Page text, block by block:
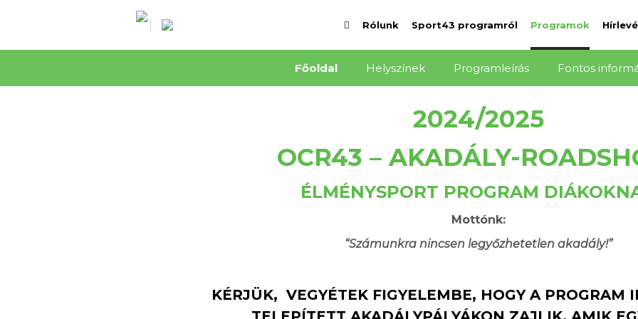
Rólunk Sport43 programról Programok
Főoldal Helyszínek Programleírás Fontos
2024/2025
OCR43 – AKADÁLY-
ÉLMÉNYSPORT PROGRAM
Mottónk:
“Számunkra nincsen legyőzhetetlen akadály!”
KÉRJÜK, VEGYÉTEK FIGYELEMBE, HOGY A PROGRAM